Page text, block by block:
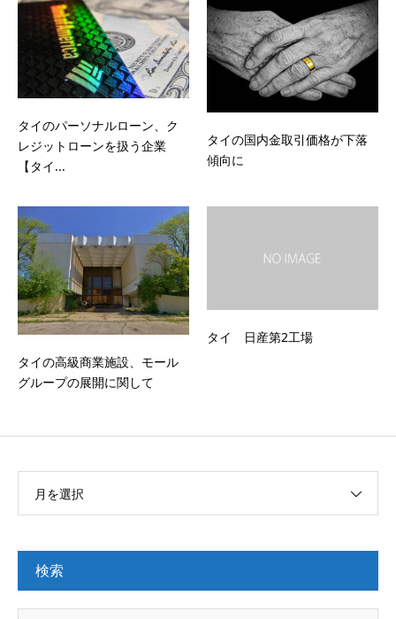
タイのパーソナルローン、ク
レジットローンを扱う企業
【タイ...
タイの国内金取引価格が下落
傾向に
タイの高級商業施設、モール
グループの展開に関して
タイ 日産第2工場
月を選択
検索